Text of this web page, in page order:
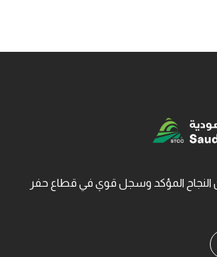
النجاح المؤكد وسجل قوي في قطاع حفر